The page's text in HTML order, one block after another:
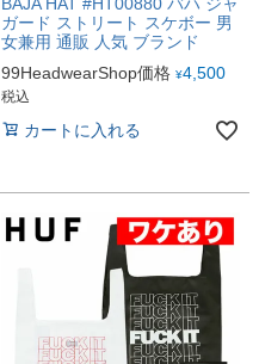
ガード ストリート スケボー 男
女兼用 通販 人気 ブランド
99HeadwearShop価格 ¥4,500
税込
カートに入れる